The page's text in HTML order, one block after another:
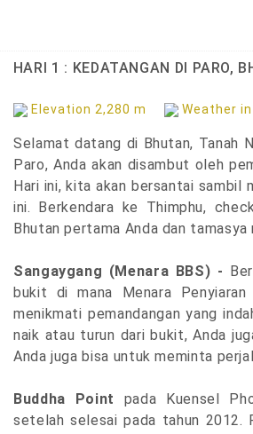
HARI 1 : KEDATANGAN DI PARO,
Elevation 2,280 m Weather
Selamat datang di Bhutan, Tanah
Paro, Anda akan disambut oleh
Hari ini, kita akan bersantai sambil
ini. Berkendara ke Thimphu,
Bhutan pertama Anda dan
Sangaygang (Menara BBS) -
bukit di mana Menara
menikmati pemandangan yang
naik atau turun dari bukit, Anda
Anda juga bisa untuk meminta
Buddha Point pada Kuensel
setelah selesai pada tahun 2012.